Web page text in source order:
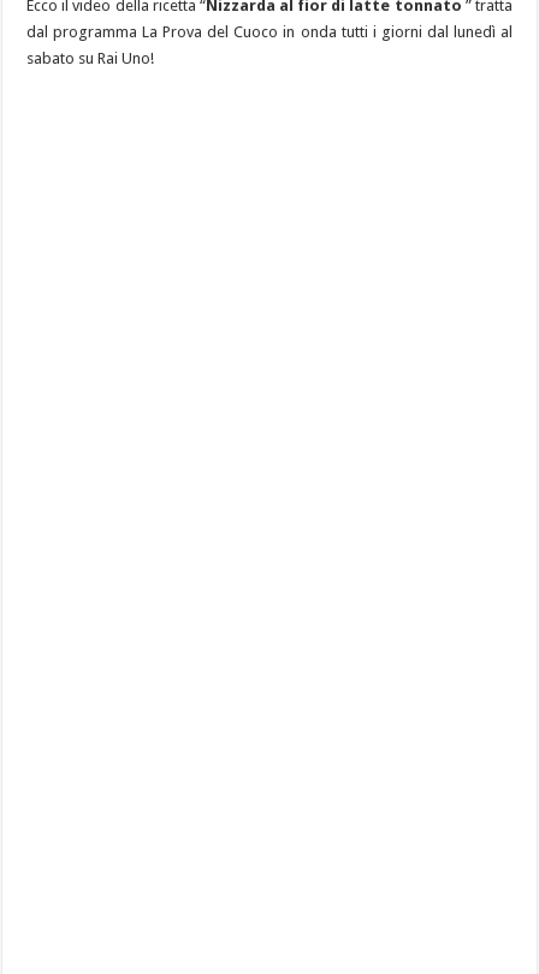
Ecco il video della ricetta “Nizzarda al fior di latte tonnato ” tratta
dal programma La Prova del Cuoco in onda tutti i giorni dal lunedì al
sabato su Rai Uno!